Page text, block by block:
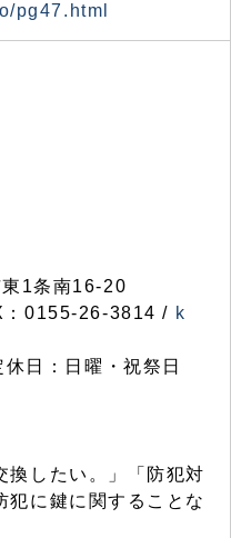
pg47.html
1条南16-20
0155-26-3814 / k
日：日曜・祝祭日
換したい。」「防犯対
犯に鍵に関することな